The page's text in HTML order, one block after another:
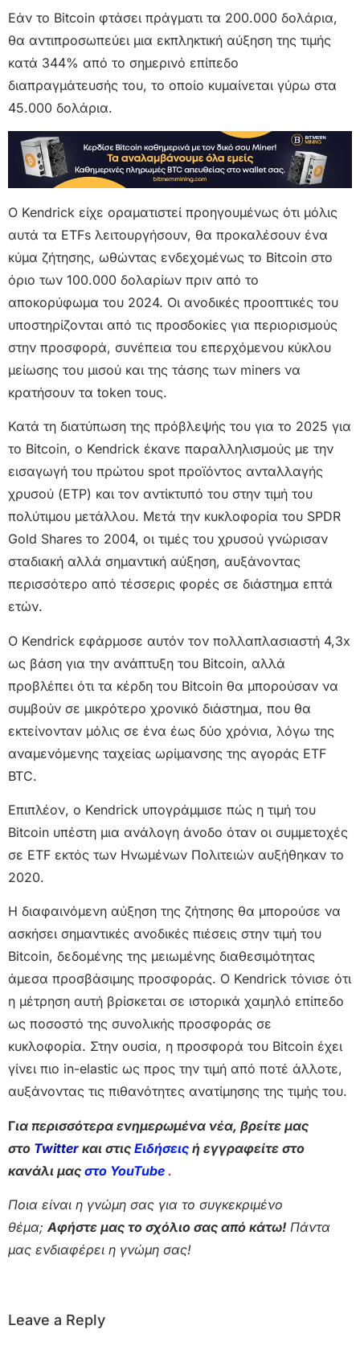
Εάν το Bitcoin φτάσει πράγματι τα 200.000 δολάρια,
θα αντιπροσωπεύει μια εκπληκτική αύξηση της τιμής
κατά 344% από το σημερινό επίπεδο
διαπραγμάτευσής του, το οποίο κυμαίνεται γύρω στα
45.000 δολάρια.
Ο Kendrick είχε οραματιστεί προηγουμένως ότι μόλις
αυτά τα ETFs λειτουργήσουν, θα προκαλέσουν ένα
κύμα ζήτησης, ωθώντας ενδεχομένως το Bitcoin στο
όριο των 100.000 δολαρίων πριν από το
αποκορύφωμα του 2024. Οι ανοδικές προοπτικές του
υποστηρίζονται από τις προσδοκίες για περιορισμούς
στην προσφορά, συνέπεια του επερχόμενου κύκλου
μείωσης του μισού και της τάσης των miners να
κρατήσουν τα token τους.
Κατά τη διατύπωση της πρόβλεψής του για το 2025 για
το Bitcoin, ο Kendrick έκανε παραλληλισμούς με την
εισαγωγή του πρώτου spot προϊόντος ανταλλαγής
χρυσού (ETP) και τον αντίκτυπό του στην τιμή του
πολύτιμου μετάλλου. Μετά την κυκλοφορία του SPDR
Gold Shares το 2004, οι τιμές του χρυσού γνώρισαν
σταδιακή αλλά σημαντική αύξηση, αυξάνοντας
περισσότερο από τέσσερις φορές σε διάστημα επτά
ετών.
Ο Kendrick εφάρμοσε αυτόν τον πολλαπλασιαστή 4,3x
ως βάση για την ανάπτυξη του Bitcoin, αλλά
προβλέπει ότι τα κέρδη του Bitcoin θα μπορούσαν να
συμβούν σε μικρότερο χρονικό διάστημα, που θα
εκτείνονταν μόλις σε ένα έως δύο χρόνια, λόγω της
αναμενόμενης ταχείας ωρίμανσης της αγοράς ETF
BTC.
Επιπλέον, ο Kendrick υπογράμμισε πώς η τιμή του
Bitcoin υπέστη μια ανάλογη άνοδο όταν οι συμμετοχές
σε ETF εκτός των Ηνωμένων Πολιτειών αυξήθηκαν το
2020.
Η διαφαινόμενη αύξηση της ζήτησης θα μπορούσε να
ασκήσει σημαντικές ανοδικές πιέσεις στην τιμή του
Bitcoin, δεδομένης της μειωμένης διαθεσιμότητας
άμεσα προσβάσιμης προσφοράς. Ο Kendrick τόνισε ότι
η μέτρηση αυτή βρίσκεται σε ιστορικά χαμηλό επίπεδο
ως ποσοστό της συνολικής προσφοράς σε
κυκλοφορία. Στην ουσία, η προσφορά του Bitcoin έχει
γίνει πιο in-elastic ως προς την τιμή από ποτέ άλλοτε,
αυξάνοντας τις πιθανότητες ανατίμησης της τιμής του.
Για περισσότερα ενημερωμένα νέα, βρείτε μας
στο Twitter και στις Ειδήσεις ή εγγραφείτε στο
κανάλι μας στο YouTube .
Ποια είναι η γνώμη σας για το συγκεκριμένο
θέμα;Αφήστε μας το σχόλιο σας από κάτω! Πάντα
μας ενδιαφέρει η γνώμη σας!
Leave a Reply